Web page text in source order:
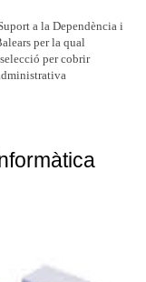
a la Dependència i
per la qual
per cobrir